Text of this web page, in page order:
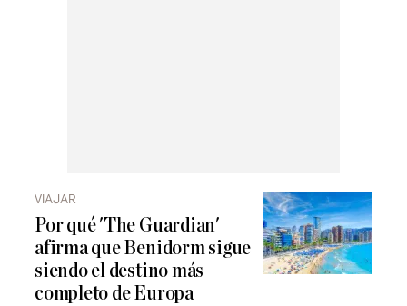
VIAJAR
Por qué 'The Guardian'
afirma que Benidorm sigue
siendo el destino más
completo de Europa